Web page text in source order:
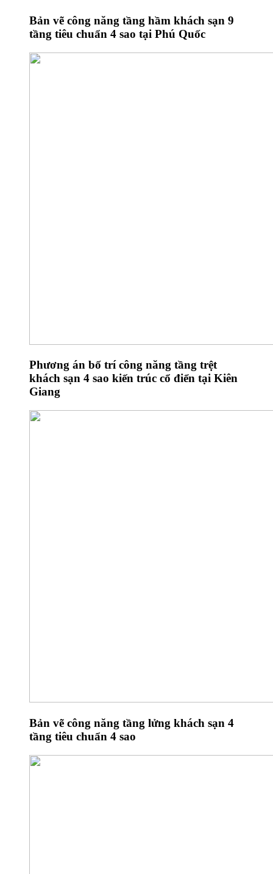
Bản vẽ công năng tầng hầm khách sạn 9
tầng tiêu chuẩn 4 sao tại Phú Quốc
Phương án bố trí công năng tầng trệt
khách sạn 4 sao kiến trúc cổ điển tại Kiên
Giang
Bản vẽ công năng tầng lửng khách sạn 4
tầng tiêu chuẩn 4 sao